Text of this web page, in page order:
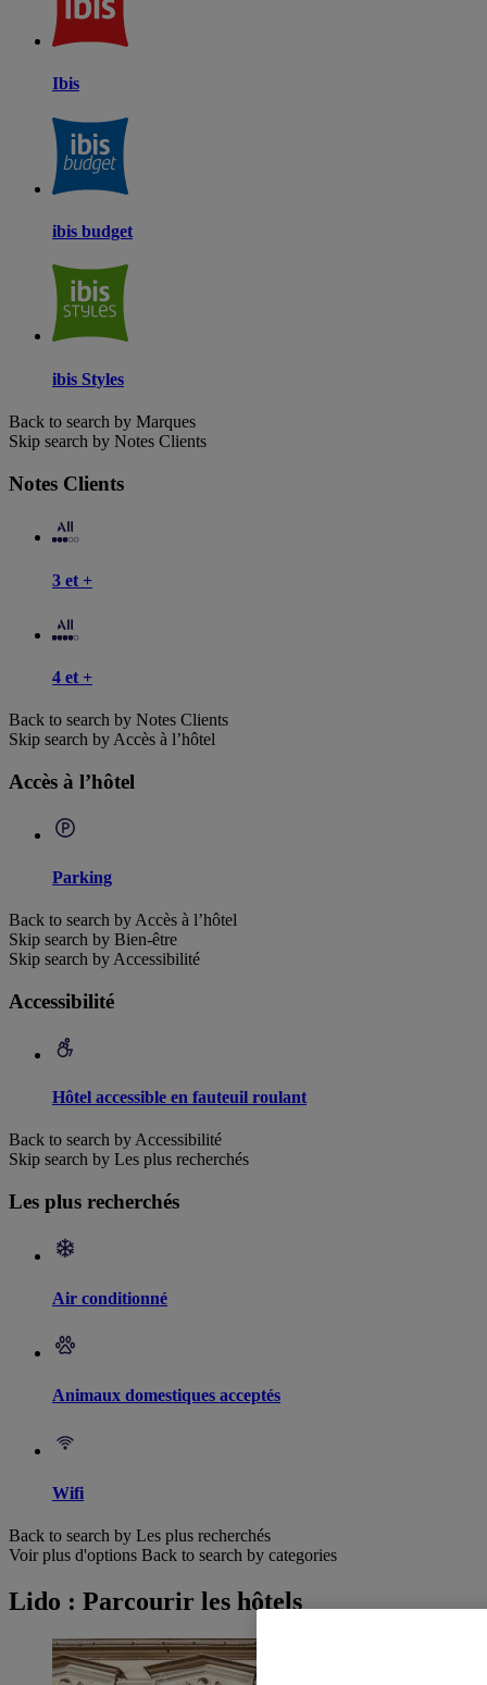
Ibis
ibis budget
ibis Styles
Back to search by Marques
Skip search by Notes Clients
Notes Clients
3 et +
4 et +
Back to search by Notes Clients
Skip search by Accès à l’hôtel
Accès à l’hôtel
Parking
Back to search by Accès à l’hôtel
Skip search by Bien-être
Skip search by Accessibilité
Accessibilité
Hôtel accessible en fauteuil roulant
Back to search by Accessibilité
Skip search by Les plus recherchés
Les plus recherchés
Air conditionné
Animaux domestiques acceptés
Wifi
Back to search by Les plus recherchés
Voir plus d'options Back to search by categories
Lido : Parcourir les hôtels